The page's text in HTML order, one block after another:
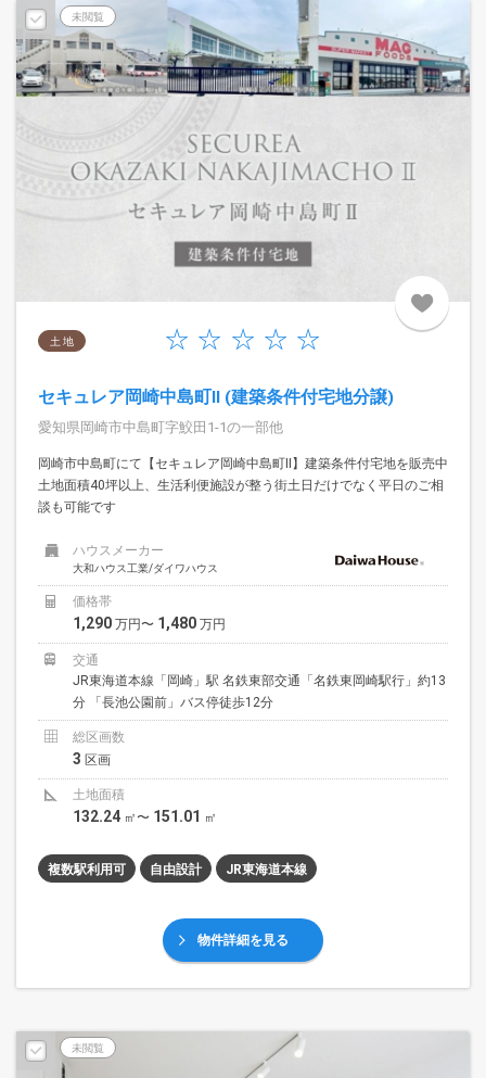
未閲覧
土 地
セキュレア岡崎中島町II (建築条件付宅地分譲)
愛知県岡崎市中島町字鮫田1-1の一部他
岡崎市中島町にて【セキュレア岡崎中島町II】建築条件付宅地を販売中
土地面積40坪以上、生活利便施設が整う街土日だけでなく平日のご相
談も可能です
ハウスメーカー
大和ハウス工業/ダイワハウス
価格帯
1,290 万円〜 1,480 万円
交通
JR東海道本線「岡崎」駅 名鉄東部交通「名鉄東岡崎駅行」約13
分 「長池公園前」バス停徒歩12分
総区画数
3 区画
土地面積
132.24 ㎡〜 151.01 ㎡
複数駅利用可 自由設計 JR東海道本線
物件詳細を見る
未閲覧